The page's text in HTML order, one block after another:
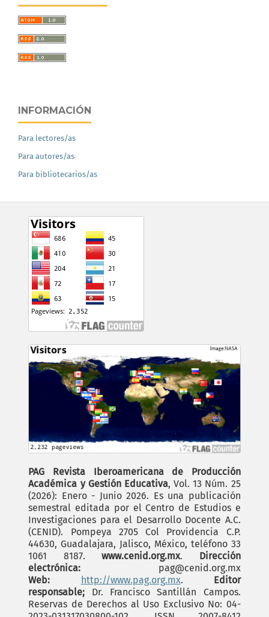
INFORMACIÓN
Para lectores/as
Para autores/as
Para bibliotecarios/as
PAG Revista Iberoamericana de Producción
Académica y Gestión Educativa, Vol. 13 Núm. 25
(2026): Enero - Junio 2026. Es una publicación
semestral editada por el Centro de Estudios e
Investigaciones para el Desarrollo Docente A.C.
(CENID). Pompeya 2705 Col Providencia C.P.
44630, Guadalajara, Jalisco, México, teléfono 33
1061 8187.www.cenid.org.mx. Dirección
electrónica: pag@cenid.org.mx
Web:
http://www.pag.org.mx.
Editor
responsable; Dr. Francisco Santillán Campos.
Reservas de Derechos al Uso Exclusivo No: 04-